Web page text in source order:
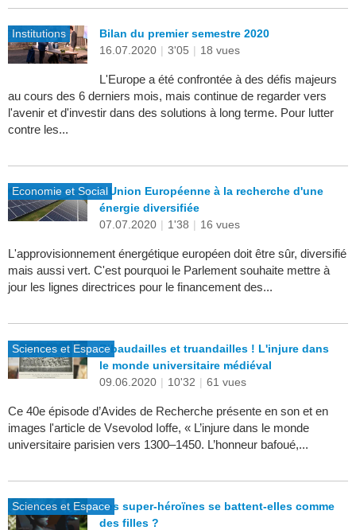
Institutions
Bilan du premier semestre 2020
16.07.2020 | 3'05 | 18 vues
L'Europe a été confrontée à des défis majeurs
au cours des 6 derniers mois, mais continue de regarder vers
l'avenir et d'investir dans des solutions à long terme. Pour lutter
contre les...
Economie et SocialL'Union Européenne à la recherche d'une
énergie diversifiée
07.07.2020 | 1'38 | 16 vues
L'approvisionnement énergétique européen doit être sûr, diversifié
mais aussi vert. C'est pourquoi le Parlement souhaite mettre à
jour les lignes directrices pour le financement des...
Sciences et EspaceRibaudailles et truandailles ! L'injure dans
le monde universitaire médiéval
09.06.2020 | 10'32 | 61 vues
Ce 40e épisode d’Avides de Recherche présente en son et en
images l'article de Vsevolod Ioffe, « L’injure dans le monde
universitaire parisien vers 1300–1450. L’honneur bafoué,...
Sciences et EspaceLes super-héroïnes se battent-elles comme
des filles ?